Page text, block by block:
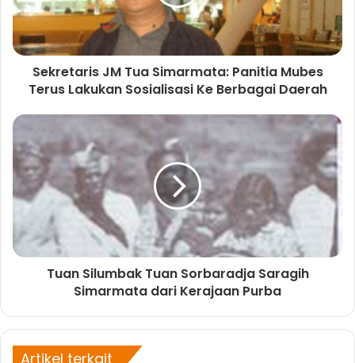
k
n
s
t
m
Sekretaris JM Tua Simarmata: Panitia Mubes
Terus Lakukan Sosialisasi Ke Berbagai Daerah
Tuan Silumbak Tuan Sorbaradja Saragih
Simarmata dari Kerajaan Purba
Artikel terkait